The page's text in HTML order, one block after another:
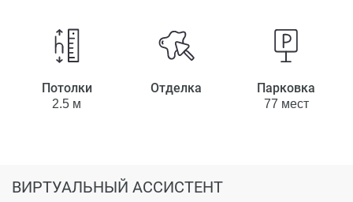
Потолки
2.5 м
Отделка Парковка
77 мест
ВИРТУАЛЬНЫЙ АССИСТЕНТ